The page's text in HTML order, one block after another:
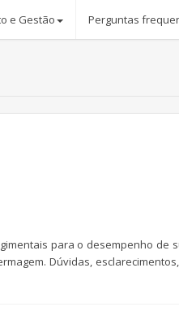
e Gestão Perguntas
para o desempenho de
Dúvidas,